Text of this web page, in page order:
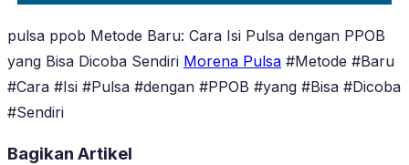
pulsa ppob Metode Baru: Cara Isi Pulsa dengan PPOB
yang Bisa Dicoba Sendiri Morena Pulsa #Metode #Baru
#Cara #Isi #Pulsa #dengan #PPOB #yang #Bisa #Dicoba
#Sendiri
Bagikan Artikel